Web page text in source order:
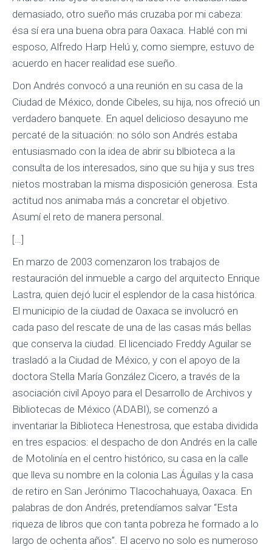
demasiado, otro sueño más cruzaba por mi cabeza:
ésa sí era una buena obra para Oaxaca. Hablé con mi
esposo, Alfredo Harp Helú y, como siempre, estuvo de
acuerdo en hacer realidad ese sueño.
Don Andrés convocó a una reunión en su casa de la
Ciudad de México, donde Cibeles, su hija, nos ofreció un
verdadero banquete. En aquel delicioso desayuno me
percaté de la situación: no sólo son Andrés estaba
entusiasmado con la idea de abrir su blbioteca a la
consulta de los interesados, sino que su hija y sus tres
nietos mostraban la misma disposición generosa. Esta
actitud nos animaba más a concretar el objetivo.
Asumí el reto de manera personal.
[…]
En marzo de 2003 comenzaron los trabajos de
restauración del inmueble a cargo del arquitecto Enrique
Lastra, quien dejó lucir el esplendor de la casa histórica.
El municipio de la ciudad de Oaxaca se involucró en
cada paso del rescate de una de las casas más bellas
que conserva la ciudad. El licenciado Freddy Aguilar se
trasladó a la Ciudad de México, y con el apoyo de la
doctora Stella María González Cicero, a través de la
asociación civil Apoyo para el Desarrollo de Archivos y
Bibliotecas de México (ADABI), se comenzó a
inventariar la Biblioteca Henestrosa, que estaba dividida
en tres espacios: el despacho de don Andrés en la calle
de Motolinía en el centro histórico, su casa en la calle
que lleva su nombre en la colonia Las Águilas y la casa
de retiro en San Jerónimo Tlacochahuaya, Oaxaca. En
palabras de don Andrés, pretendíamos salvar “Esta
riqueza de libros que con tanta pobreza he formado a lo
largo de ochenta años”. El acervo no solo es numeroso